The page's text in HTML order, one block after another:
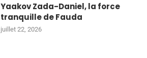
Yaakov Zada-Daniel, la force
tranquille de Fauda
juillet 22, 2026